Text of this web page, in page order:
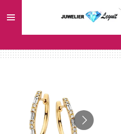
direct
hoofdinhoud